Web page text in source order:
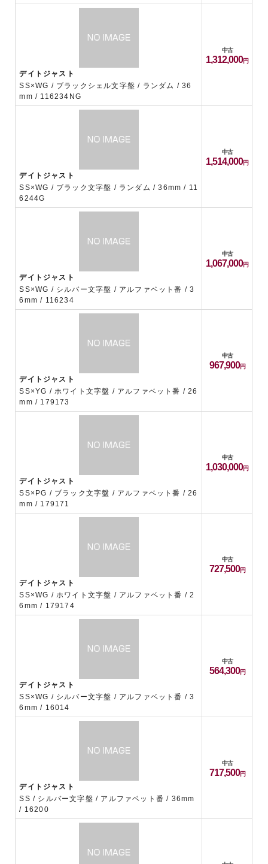
デイトジャスト
SS×WG / ブラックシェル文字盤 / ランダム / 36
mm / 116234NG
中古
1,312,000
デイトジャスト
SS×WG / ブラック文字盤 / ランダム / 36mm / 11
6244G
中古
1,514,000
デイトジャスト
SS×WG / シルバー文字盤 / アルファベット番 / 3
6mm / 116234
中古
1,067,000
デイトジャスト
SS×YG / ホワイト文字盤 / アルファベット番 / 26
mm / 179173
中古
967,900
デイトジャスト
SS×PG / ブラック文字盤 / アルファベット番 / 26
mm / 179171
中古
1,030,000
デイトジャスト
SS×WG / ホワイト文字盤 / アルファベット番 / 2
6mm / 179174
中古
727,500
デイトジャスト
SS×WG / シルバー文字盤 / アルファベット番 / 3
6mm / 16014
中古
564,300
デイトジャスト
SS / シルバー文字盤 / アルファベット番 / 36mm
/ 16200
中古
717,500